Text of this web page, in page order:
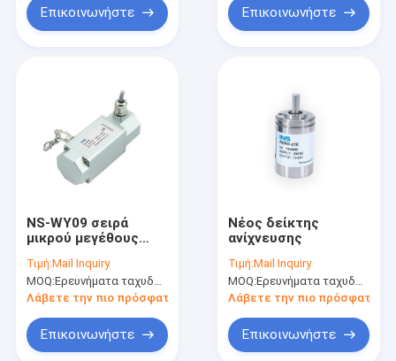
Επικοινωνήστε Επικοινωνήστε
NS-WY09 σειρά
μικρού μεγέθους
ανιχνευτής
μετατόπισης
σύρματος έλξης
Τιμή:Mail Inquiry
MOQ:Ερευνήματα ταχυδρομείου
Λάβετε την πιο πρόσφατη τιμή
Επικοινωνήστε
Νέος δείκτης
ανίχνευσης
Τιμή:Mail Inquiry
MOQ:Ερευνήματα ταχυδρομείου
Λάβετε την πιο πρόσφατη
Επικοινωνήστε